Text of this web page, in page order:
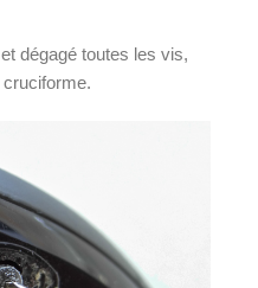
dégagé toutes les vis,